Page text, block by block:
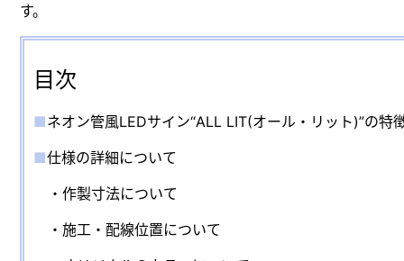
す。
目次
■ネオン管風LEDサイン“ALL LIT(オール・リット)”の特
■仕様の詳細について
・作製寸法について
・施工・配線位置について